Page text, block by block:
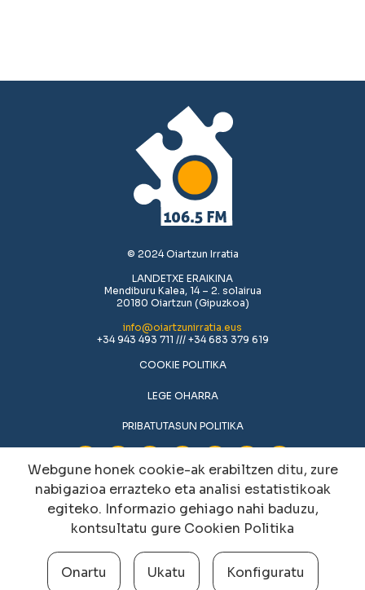
© 2024 Oiartzun Irratia
LANDETXE ERAIKINA
Mendiburu Kalea, 14 – 2. solairua
20180 Oiartzun (Gipuzkoa)
info@oiartzunirratia.eus
+34 943 493 711 /// +34 683 379 619
COOKIE POLITIKA
LEGE OHARRA
PRIBATUTASUN POLITIKA
Cookien konfigurazioa aldatu
Webgune honek cookie-ak erabiltzen ditu, zure
nabigazioa errazteko eta analisi estatistikoak
egiteko. Informazio gehiago nahi baduzu,
kontsultatu gure Cookien Politika
Onartu Ukatu Konfiguratu